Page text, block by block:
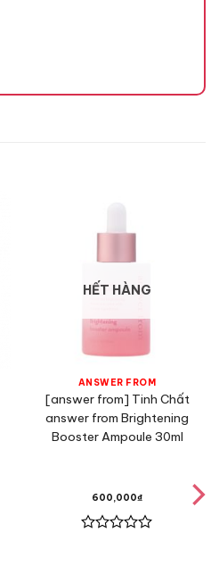
HẾT HÀNG
ANSWER FROM
[answer from] Tinh Chất
answer from Brightening
Booster Ampoule 30ml
600,000₫